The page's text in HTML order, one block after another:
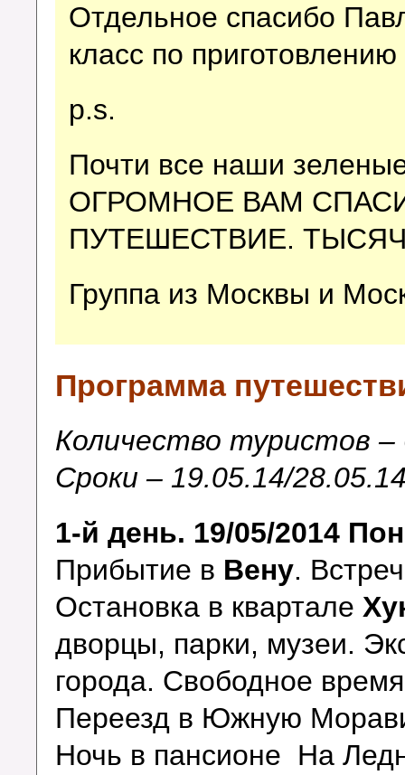
Отдельное спасибо
класс по
p.s.
Почти все наши
ОГРОМНОЕ ВАМ
ПУТЕШЕСТВИЕ.
Группа из Москвы и
Программа
Количество туристов –
Сроки – 19.05.14/
1-й день. 19/05/2014
Прибытие в Вену.
Остановка в квартале
дворцы, парки, музеи.
города. Свободное
Переезд в Южную
Ночь в пансионе На